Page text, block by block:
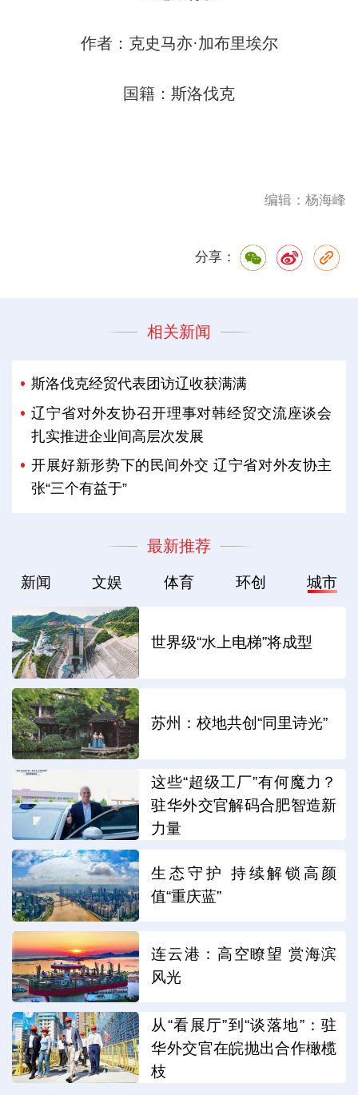
作者：克史马亦·加布里埃尔
国籍：斯洛伐克
编辑：杨海峰
分享：
相关新闻
斯洛伐克经贸代表团访辽收获满满
辽宁省对外友协召开理事对韩经贸交流座谈会
扎实推进企业间高层次发展
开展好新形势下的民间外交 辽宁省对外友协主
张“三个有益于”
最新推荐
新闻 文娱 体育 环创 城市
世界级“水上电梯”将成型
苏州：校地共创“同里诗光”
这些“超级工厂”有何魔力？
驻华外交官解码合肥智造新
力量
生态守护 持续解锁高颜
值“重庆蓝”
连云港：高空瞭望 赏海滨
风光
从“看展厅”到“谈落地”：驻
华外交官在皖抛出合作橄榄
枝